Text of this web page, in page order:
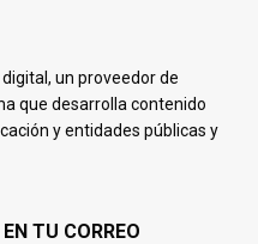
un proveedor de
que desarrolla contenido
y entidades públicas y
TU CORREO